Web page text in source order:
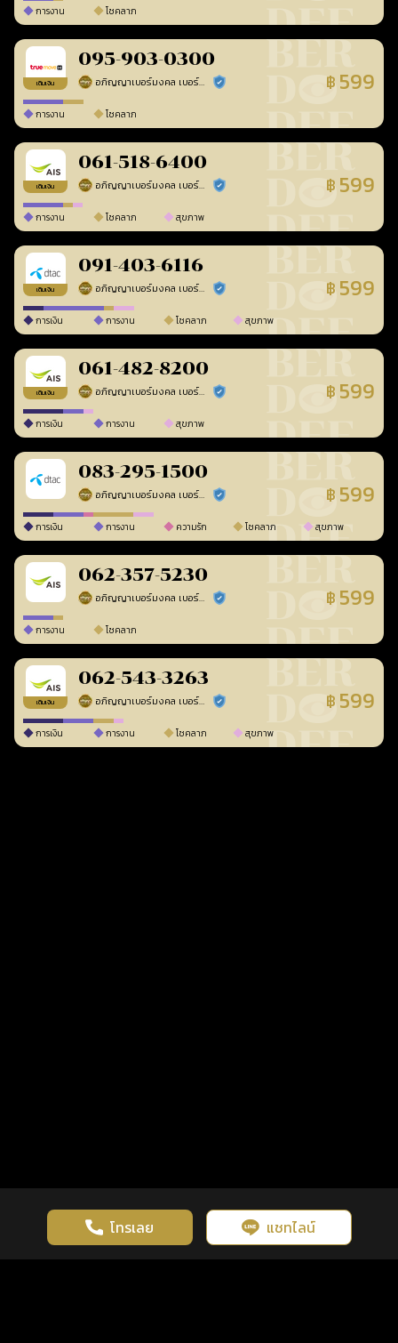
การงาน โชคลาภ
เติมเงิน
095-903-0300
อภิญญาเบอร์มงคล เบอร์สวยเลขศาสตร์ ร้านยืนยันแล้ว ฿ 599
การงาน โชคลาภ
เติมเงิน
061-518-6400
อภิญญาเบอร์มงคล เบอร์สวยเลขศาสตร์ ร้านยืนยันแล้ว ฿ 599
การงาน โชคลาภ สุขภาพ
เติมเงิน
091-403-6116
อภิญญาเบอร์มงคล เบอร์สวยเลขศาสตร์ ร้านยืนยันแล้ว ฿ 599
การเงิน การงาน โชคลาภ สุขภาพ
เติมเงิน
061-482-8200
อภิญญาเบอร์มงคล เบอร์สวยเลขศาสตร์ ร้านยืนยันแล้ว ฿ 599
การเงิน การงาน สุขภาพ
083-295-1500
อภิญญาเบอร์มงคล เบอร์สวยเลขศาสตร์ ร้านยืนยันแล้ว ฿ 599
การเงิน การงาน ความรัก โชคลาภ สุขภาพ
062-357-5230
อภิญญาเบอร์มงคล เบอร์สวยเลขศาสตร์ ร้านยืนยันแล้ว ฿ 599
การงาน โชคลาภ
เติมเงิน
062-543-3263
อภิญญาเบอร์มงคล เบอร์สวยเลขศาสตร์ ร้านยืนยันแล้ว ฿ 599
การเงิน การงาน โชคลาภ สุขภาพ
โทรเลย แชทไลน์
เว็บไซต์นี้มีการใช้งานคุกกี้ เพื่อเพิ่มประสิทธิภาพและประสบการณ์ที่ดี
ในการใช้งานเว็บไซต์ นโยบายความเป็นส่วนตัว
รู้ก่อน พร้อมกว่า ทุกจังหวะชีวิต คลิกดูดวงฟรี